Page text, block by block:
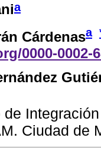
a
Cárdenasa
0000-0002-
de
Ciudad de